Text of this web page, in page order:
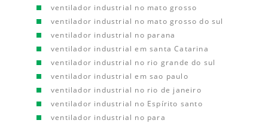
ventilador industrial no mato grosso
ventilador industrial no mato grosso do sul
ventilador industrial no parana
ventilador industrial em santa Catarina
ventilador industrial no rio grande do sul
ventilador industrial em sao paulo
ventilador industrial no rio de janeiro
ventilador industrial no Espírito santo
ventilador industrial no para